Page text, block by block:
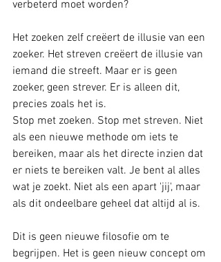
verbeterd moet worden?
Het zoeken zelf creëert de illusie van een
zoeker. Het streven creëert de illusie van
iemand die streeft. Maar er is geen
zoeker, geen strever. Er is alleen dit,
precies zoals het is.
Stop met zoeken. Stop met streven. Niet
als een nieuwe methode om iets te
bereiken, maar als het directe inzien dat
er niets te bereiken valt. Je bent al alles
wat je zoekt. Niet als een apart 'jij', maar
als dit ondeelbare geheel dat altijd al is.
Dit is geen nieuwe filosofie om te
begrijpen. Het is geen nieuw concept om